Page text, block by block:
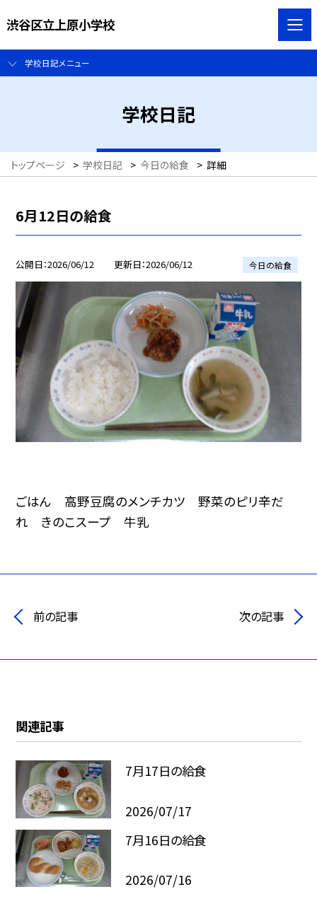
渋谷区立上原小学校
学校日記メニュー
学校日記
トップページ > 学校日記 > 今日の給食 > 詳細
6月12日の給食
公開日 2026/06/12 更新日 2026/06/12 今日の給食
ごはん 高野豆腐のメンチカツ 野菜のピリ辛だ
れ きのこスープ 牛乳
前の記事 次の記事
関連記事
7月17日の給食
2026/07/17
7月16日の給食
2026/07/16